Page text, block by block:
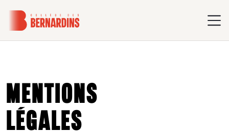
Mentions
légales